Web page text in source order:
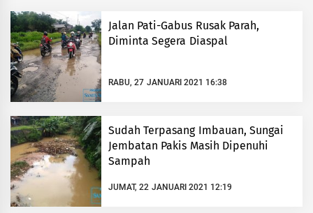
Jalan Pati-Gabus Rusak Parah,
Diminta Segera Diaspal
RABU, 27 JANUARI 2021 16:38
Sudah Terpasang Imbauan, Sungai
Jembatan Pakis Masih Dipenuhi
Sampah
JUMAT, 22 JANUARI 2021 12:19